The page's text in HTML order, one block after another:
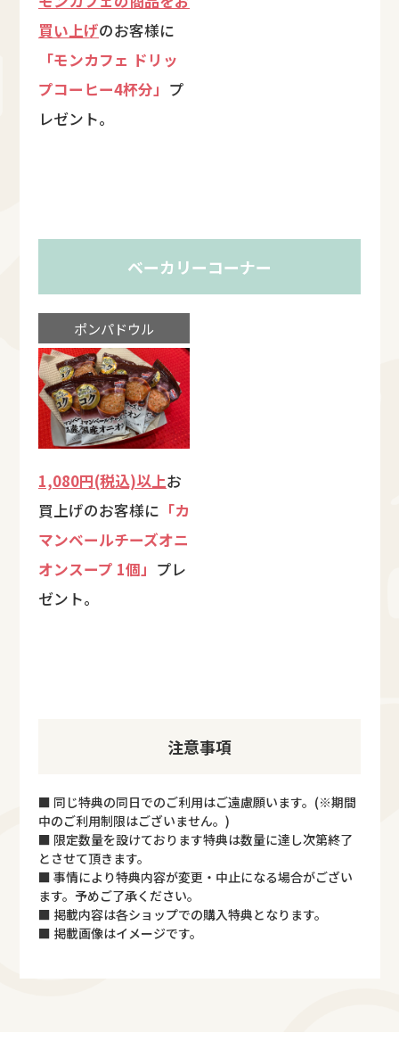
買い上げのお客様に
「モンカフェ ドリッ
プコーヒー4杯分」 プ
レゼント。
ベーカリーコーナー
ポンパドウル
1,080円(税込)以上お
買上げのお客様に 「カ
マンベールチーズオニ
オンスープ 1個」 プレ
ゼント。
注意事項
■ 同じ特典の同日でのご利用はご遠慮願います。(※期間
中のご利用制限はございません。)
■ 限定数量を設けております特典は数量に達し次第終了
とさせて頂きます。
■ 事情により特典内容が変更・中止になる場合がござい
ます。予めご了承ください。
■ 掲載内容は各ショップでの購入特典となります。
■ 掲載画像はイメージです。